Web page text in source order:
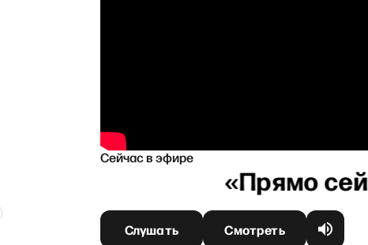
Сейчас в эфире
Слушать
Смотреть